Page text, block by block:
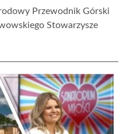
Przewodnik Górski
Stowarzysze